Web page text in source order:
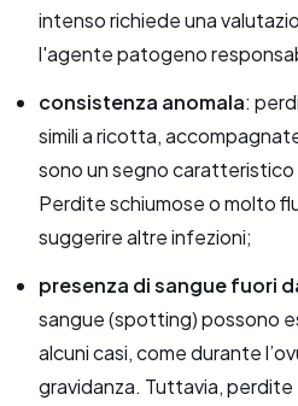
intenso richiede una
l'agente patogeno
consistenza anomala:
simili a ricotta,
sono un segno caratteristico
Perdite schiumose o molto
suggerire altre infezioni;
presenza di sangue fuori
sangue (spotting) possono
alcuni casi, come durante
gravidanza. Tuttavia,